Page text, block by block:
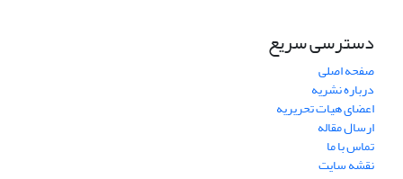
دسترسی سریع
صفحه اصلی
درباره نشریه
اعضای هیات تحریریه
ارسال مقاله
تماس با ما
نقشه سایت